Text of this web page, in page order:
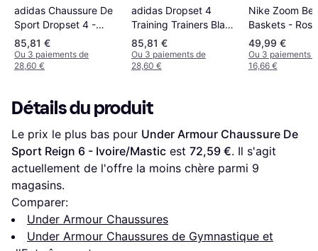
adidas Chaussure De
Sport Dropset 4 -
Violet
85,81 €
Ou 3 paiements de
28,60 €
adidas Dropset 4
Training Trainers Blanc
Violet
85,81 €
Ou 3 paiements de
28,60 €
Nike Zoom
Baskets -
Neutre
49,99 €
Ou 3 paiements
16,66 €
Détails du produit
Le prix le plus bas pour Under Armour Chaussure De
Sport Reign 6 - Ivoire/Mastic est 72,59 €. Il s'agit
actuellement de l'offre la moins chère parmi 9
magasins.
Comparer:
Under Armour Chaussures
Under Armour Chaussures de Gymnastique et